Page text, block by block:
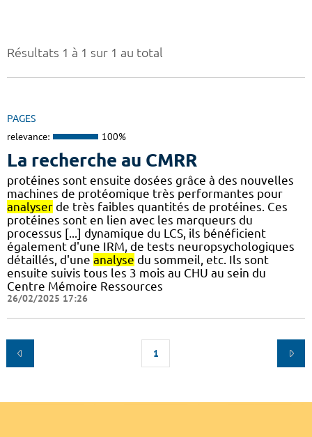
Résultats 1 à 1 sur 1 au total
PAGES
relevance: 100%
La recherche au CMRR
protéines sont ensuite dosées grâce à des nouvelles
machines de protéomique très performantes pour
analyser de très faibles quantités de protéines. Ces
protéines sont en lien avec les marqueurs du
processus [...] dynamique du LCS, ils bénéficient
également d'une IRM, de tests neuropsychologiques
détaillés, d'une analyse du sommeil, etc. Ils sont
ensuite suivis tous les 3 mois au CHU au sein du
Centre Mémoire Ressources
26/02/2025 17:26
1